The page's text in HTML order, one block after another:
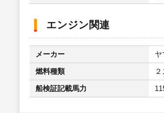
エンジン関連
メーカー ヤ
燃料種類
船検証記載馬力